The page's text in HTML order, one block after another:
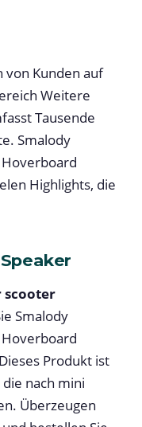
von Kunden auf
Weitere
Tausende
Smalody
Highlights, die
scooter
Smalody
Produkt ist
nach mini
Überzeugen